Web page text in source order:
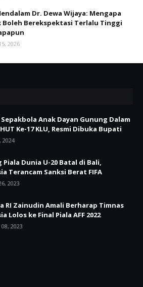
Dr. Dewa Wijaya: Mengapa
Boleh Berekspektasi Terlalu Tinggi
2026
Anak Dayan Gunung Dalam
Ke-17 KLU, Resmi Dibuka Bupati
2024
Piala Dunia U-20 Batal di Bali,
Terancam Sanksi Berat FIFA
2023
RI Zainudin Amali Berharap Timnas
Lolos ke Final Piala AFF 2022
2023